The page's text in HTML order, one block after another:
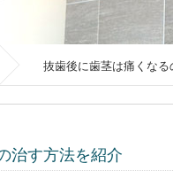
抜歯後に歯茎は痛くな
治す方法を紹介